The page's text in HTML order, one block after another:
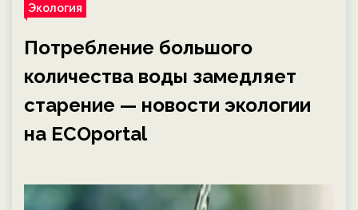
Экология
Потребление большого
количества воды замедляет
старение — новости экологии
на ECOportal